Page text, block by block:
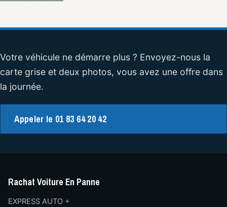
Votre véhicule ne démarre plus ? Envoyez-nous la
carte grise et deux photos, vous avez une offre dans
la journée.
Appeler le 01 83 64 20 42
Rachat Voiture En Panne
EXPRESS AUTO +